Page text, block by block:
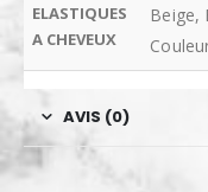
ELASTIQUES
A CHEVEUX
Beige,
AVIS (0)